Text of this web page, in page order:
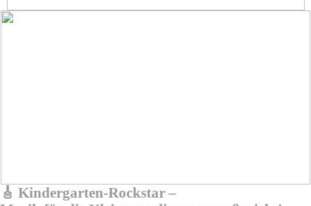
🎸 Kindergarten-Rockstar –